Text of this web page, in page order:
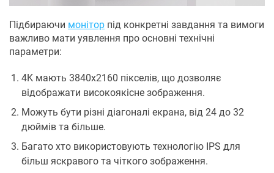
Підбираючи монітор під конкретні завдання та вимоги
важливо мати уявлення про основні технічні
параметри:
4K мають 3840х2160 пікселів, що дозволяє
відображати високоякісне зображення.
Можуть бути різні діагоналі екрана, від 24 до 32
дюймів та більше.
Багато хто використовують технологію IPS для
більш яскравого та чіткого зображення.